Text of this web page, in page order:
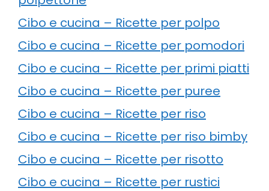
Cibo e cucina – Ricette per polpo
Cibo e cucina – Ricette per pomodori
Cibo e cucina – Ricette per primi piatti
Cibo e cucina – Ricette per puree
Cibo e cucina – Ricette per riso
Cibo e cucina – Ricette per riso bimby
Cibo e cucina – Ricette per risotto
Cibo e cucina – Ricette per rustici